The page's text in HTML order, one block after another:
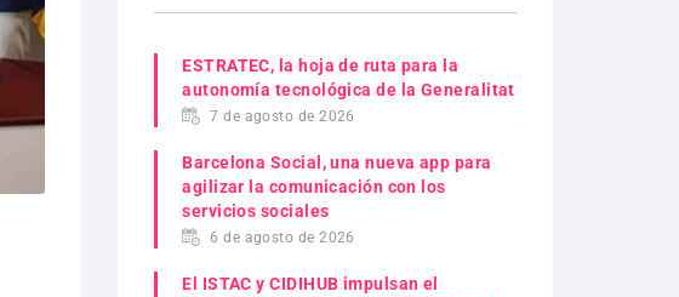
ESTRATEC, la hoja de ruta para la
autonomía tecnológica de la Generalitat
7 de agosto de 2026
Barcelona Social, una nueva app para
agilizar la comunicación con los
servicios sociales
6 de agosto de 2026
El ISTAC y CIDIHUB impulsan el